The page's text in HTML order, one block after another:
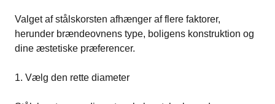
Valget af stålskorsten afhænger af flere faktorer,
herunder brændeovnens type, boligens konstruktion og
dine æstetiske præferencer.
1. Vælg den rette diameter